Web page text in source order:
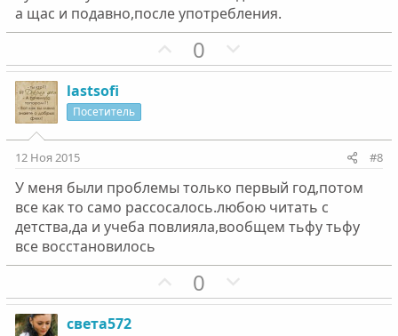
ы
г
ы
г
а щас и подавно,после употребления.
П
о
т
н
ы
й
г
л
0
е
т
н
ы
й
г
л
lastsofi
Посетитель
12 Ноя 2015 #8
У меня были проблемы только первый год,потом
все как то само рассосалось.любою читать с
детства,да и учеба повлияла,вообщем тьфу тьфу
все восстановилось
П
о
0
е
света572